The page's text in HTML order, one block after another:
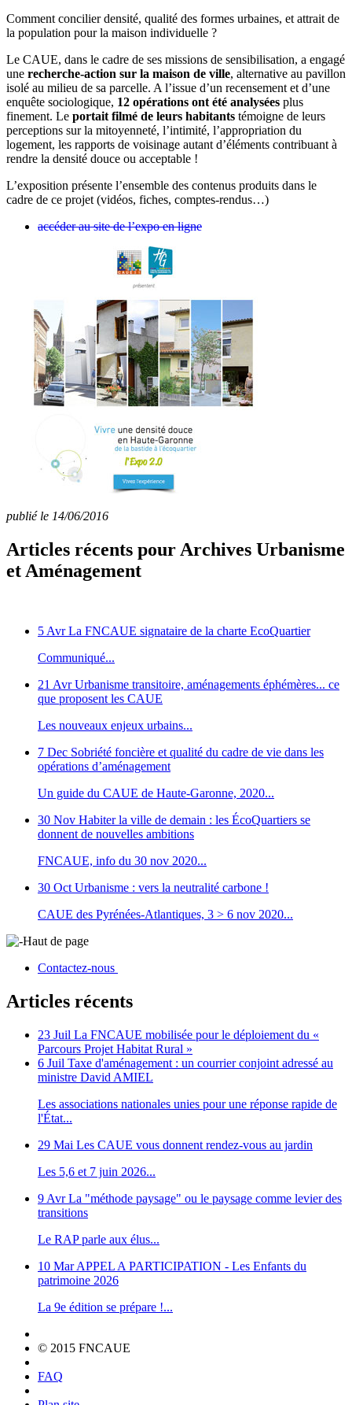
Comment concilier densité, qualité des formes urbaines, et attrait de
la population pour la maison individuelle ?
Le CAUE, dans le cadre de ses missions de sensibilisation, a engagé
une recherche-action sur la maison de ville, alternative au pavillon
isolé au milieu de sa parcelle. A l’issue d’un recensement et d’une
enquête sociologique, 12 opérations ont été analysées plus
finement. Le portait filmé de leurs habitants témoigne de leurs
perceptions sur la mitoyenneté, l’intimité, l’appropriation du
logement, les rapports de voisinage autant d’éléments contribuant à
rendre la densité douce ou acceptable !
L’exposition présente l’ensemble des contenus produits dans le
cadre de ce projet (vidéos, fiches, comptes-rendus…)
accéder au site de l’expo en ligne
publié le 14/06/2016
Articles récents pour Archives Urbanisme
et Aménagement
5 Avr La FNCAUE signataire de la charte EcoQuartier
Communiqué...
21 Avr Urbanisme transitoire, aménagements éphémères... ce
que proposent les CAUE
Les nouveaux enjeux urbains...
7 Dec Sobriété foncière et qualité du cadre de vie dans les
opérations d’aménagement
Un guide du CAUE de Haute-Garonne, 2020...
30 Nov Habiter la ville de demain : les ÉcoQuartiers se
donnent de nouvelles ambitions
FNCAUE, info du 30 nov 2020...
30 Oct Urbanisme : vers la neutralité carbone !
CAUE des Pyrénées-Atlantiques, 3 > 6 nov 2020...
Haut de page
Contactez-nous
Articles récents
23 Juil La FNCAUE mobilisée pour le déploiement du «
Parcours Projet Habitat Rural »
6 Juil Taxe d'aménagement : un courrier conjoint adressé au
ministre David AMIEL
Les associations nationales unies pour une réponse rapide de
l'État...
29 Mai Les CAUE vous donnent rendez-vous au jardin
Les 5,6 et 7 juin 2026...
9 Avr La "méthode paysage" ou le paysage comme levier des
transitions
Le RAP parle aux élus...
10 Mar APPEL A PARTICIPATION - Les Enfants du
patrimoine 2026
La 9e édition se prépare !...
© 2015 FNCAUE
FAQ